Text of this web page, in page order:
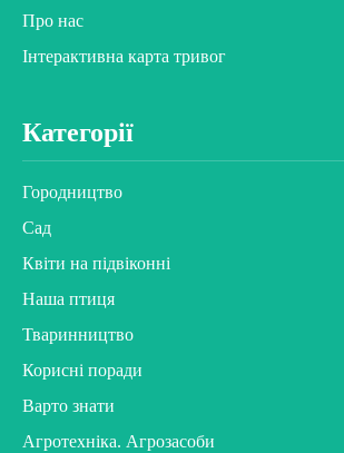
Про нас
Інтерактивна карта тривог
Категорії
Городництво
Сад
Квіти на підвіконні
Наша птиця
Тваринництво
Корисні поради
Варто знати
Агротехніка. Агрозасоби